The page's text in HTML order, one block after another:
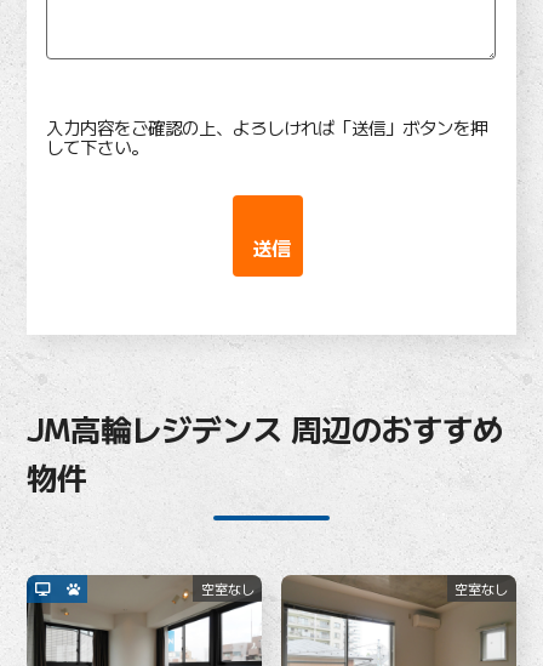
入力内容をご確認の上、よろしければ「送信」ボタンを押
して下さい。
JM高輪レジデンス 周辺のおすすめ
物件
空室なし 空室なし